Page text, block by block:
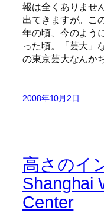
報は全くありませ
出てきますが。こ
年の頃、今のよう
った頃。「芸大」
の東京芸大なんか
2008年10月2日
高さのイ
Shanghai
Center